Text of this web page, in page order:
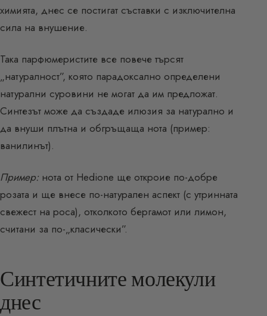
химията, днес се постигат съставки с изключителна
сила на внушение.
Така парфюмеристите все повече търсят
„натуралност”, която парадоксално определени
натурални суровини не могат да им предложат.
Синтезът може да създаде илюзия за натурално и
да внуши плътна и обгръщаща нота (пример:
ванилинът).
Пример: нота от Hedione ще откроие по-добре
розата и ще внесе по-натурален аспект (с утринната
свежест на роса), отколкото бергамот или лимон,
считани за по-„класически”.
Синтетичните молекули
днес